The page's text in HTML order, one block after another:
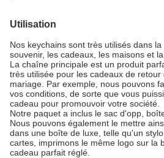
Utilisation
Nos keychains sont très utilisés dans
souvenir, les cadeaux, les maisons et la
La chaîne principale est un produit
très utilisée pour les cadeaux de
mariage. Par exemple, nous pouvons
vos conditions, de sorte que vous
cadeau pour promouvoir votre société.
Notre paquet a inclus le sac d'opp,
Nous pouvons également le mettre
dans une boîte de luxe, telle qu'un
cartes, imprimons le même logo sur la
cadeau parfait réglé.